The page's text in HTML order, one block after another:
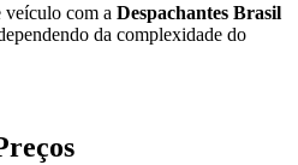
veículo com a Despachantes Brasil
da complexidade do